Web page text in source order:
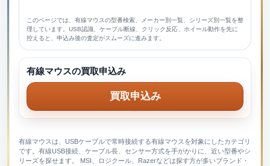
有線マウスは、USBケーブルで常時接続する有線マウスを対象にしたカテゴリ
です。有線USB接続、ケーブル長、センサー方式を手がかりに、近い型番やシ
リーズを探せます。 MSI、ロジクール、Razerなどは探す方が多いブランド・
このページでは、有線マウスの型番検索、メーカー別一覧、シリーズ別一覧を整
理しています。USB認識、ケーブル断線、クリック反応、ホイール動作を先に
控えると、申込み後の査定がスムーズに進みます。
有線マウスの買取申込み
買取申込み